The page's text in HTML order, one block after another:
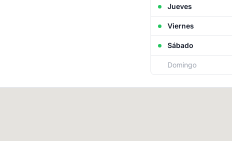
Jueves
Viernes
Sábado
Domingo